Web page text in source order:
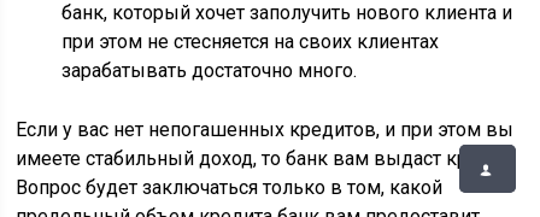
банк, который хочет заполучить нового клиента и
при этом не стесняется на своих клиентах
зарабатывать достаточно много.
Если у вас нет непогашенных кредитов, и при этом вы
имеете стабильный доход, то банк вам выдаст кредит.
Вопрос будет заключаться только в том, какой